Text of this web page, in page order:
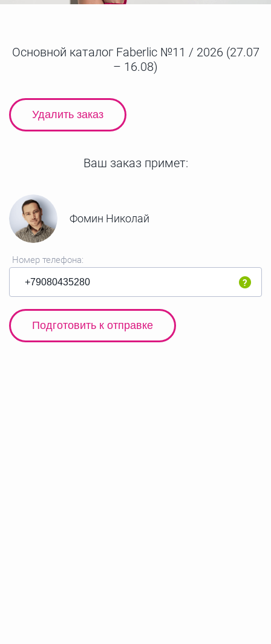
Основной каталог Faberlic №11 / 2026 (27.07
– 16.08)
Удалить заказ
Ваш заказ примет:
Фомин Николай
Номер телефона:
Подготовить к отправке